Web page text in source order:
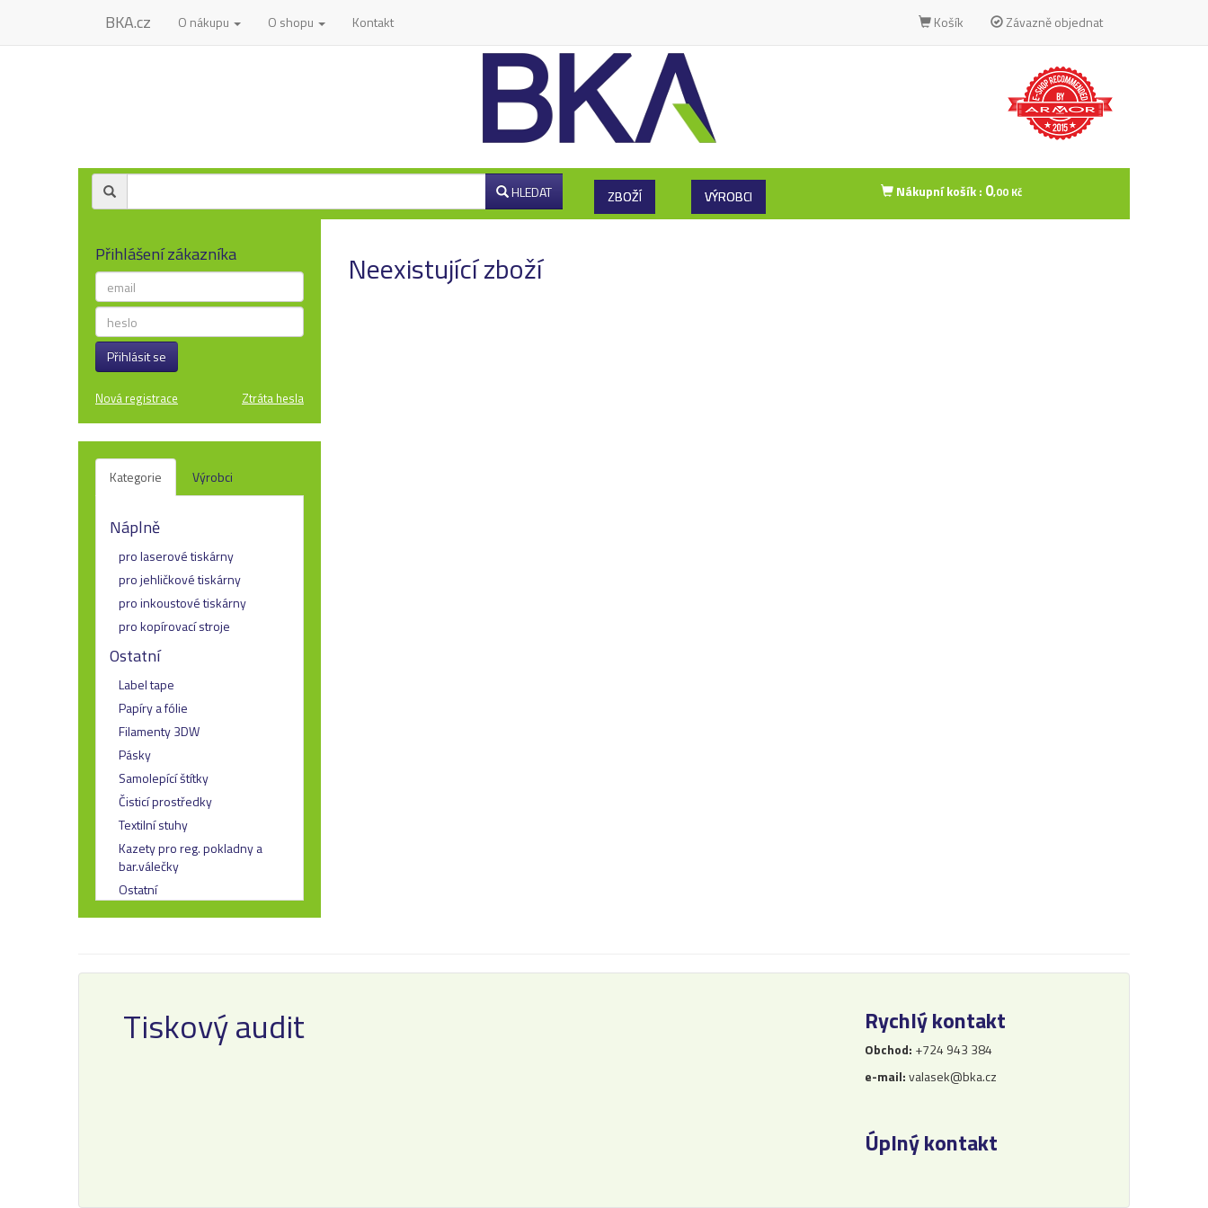
BKA.cz O nákupu O shopu Kontakt Košík Závazně objednat
HLEDAT ZBOŽÍ VÝROBCI Nákupní košík : 0,00 Kč
Přihlášení zákazníka
Přihlásit se
Nová registrace Ztráta hesla
Kategorie Výrobci
Náplně
pro laserové tiskárny
pro jehličkové tiskárny
pro inkoustové tiskárny
pro kopírovací stroje
Ostatní
Label tape
Papíry a fólie
Filamenty 3DW
Pásky
Samolepící štítky
Čisticí prostředky
Textilní stuhy
Kazety pro reg. pokladny a
bar.válečky
Ostatní
Neexistující zboží
Tiskový audit Rychlý kontakt
Obchod: +724 943 384
e-mail:valasek@bka.cz
Úplný kontakt